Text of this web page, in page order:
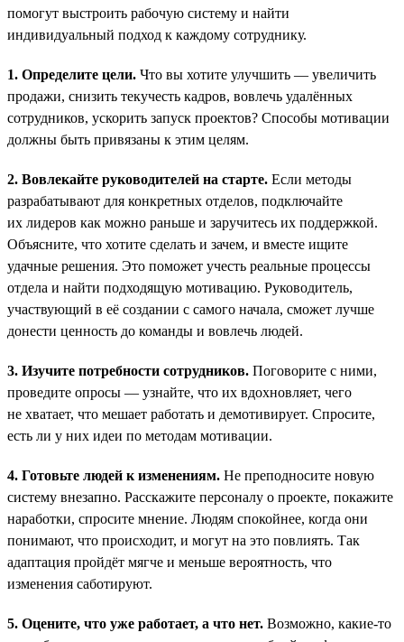
помогут выстроить рабочую систему и найти
индивидуальный подход к каждому сотруднику.
1. Определите цели. Что вы хотите улучшить — увеличить
продажи, снизить текучесть кадров, вовлечь удалённых
сотрудников, ускорить запуск проектов? Способы мотивации
должны быть привязаны к этим целям.
2. Вовлекайте руководителей на старте. Если методы
разрабатывают для конкретных отделов, подключайте
их лидеров как можно раньше и заручитесь их поддержкой.
Объясните, что хотите сделать и зачем, и вместе ищите
удачные решения. Это поможет учесть реальные процессы
отдела и найти подходящую мотивацию. Руководитель,
участвующий в её создании с самого начала, сможет лучше
донести ценность до команды и вовлечь людей.
3. Изучите потребности сотрудников. Поговорите с ними,
проведите опросы — узнайте, что их вдохновляет, чего
не хватает, что мешает работать и демотивирует. Спросите,
есть ли у них идеи по методам мотивации.
4. Готовьте людей к изменениям. Не преподносите новую
систему внезапно. Расскажите персоналу о проекте, покажите
наработки, спросите мнение. Людям спокойнее, когда они
понимают, что происходит, и могут на это повлиять. Так
адаптация пройдёт мягче и меньше вероятность, что
изменения саботируют.
5. Оцените, что уже работает, а что нет. Возможно, какие-то